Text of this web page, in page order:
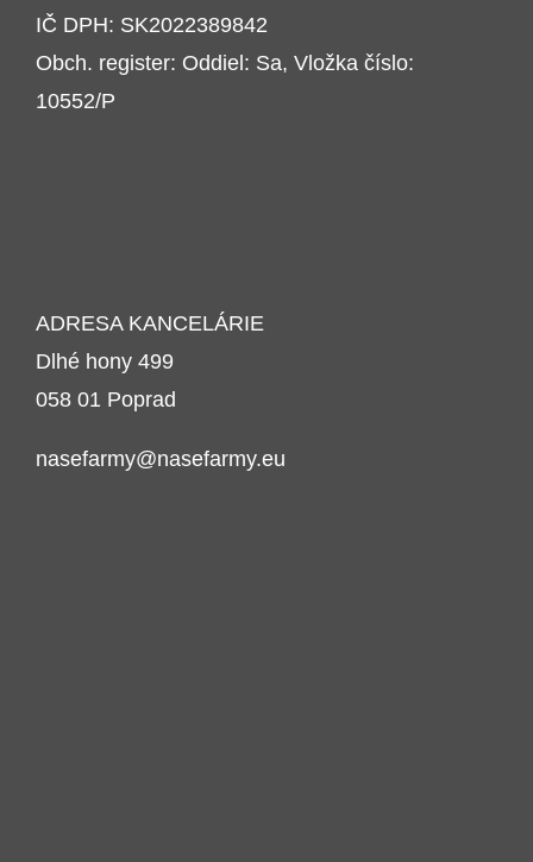
IČ DPH: SK2022389842
Obch. register: Oddiel: Sa, Vložka číslo:
10552/P
ADRESA KANCELÁRIE
Dlhé hony 499
058 01 Poprad
nasefarmy@nasefarmy.eu